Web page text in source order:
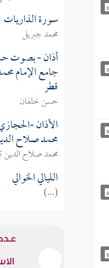
سورة الذاريات
محمد جبريل
أذان - بصوت
جامع الإمام
قطر
حسن خلفان
الأذان -
محمد صلاح
محمد صلاح الدين
الليالي الخوالي
(...)